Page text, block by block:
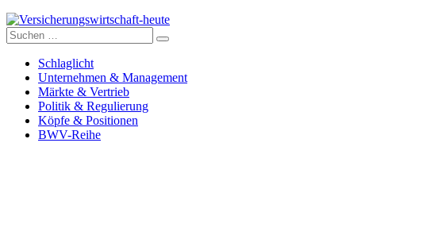
Versicherungswirtschaft-heute
Suche
nach:
Schlaglicht
Unternehmen & Management
Märkte & Vertrieb
Politik & Regulierung
Köpfe & Positionen
BWV-Reihe